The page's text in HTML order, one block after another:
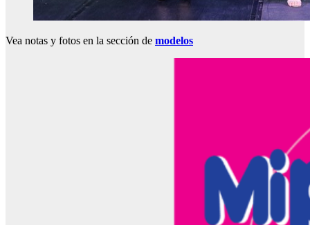
Vea notas y fotos en la sección de modelos